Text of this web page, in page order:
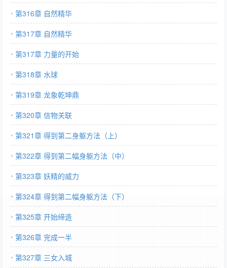
第316章 自然精华
第317章 自然精华
第317章 力量的开始
第318章 水球
第319章 龙象乾坤鼎
第320章 信物关联
第321章 得到第二身躯方法（上）
第322章 得到第二幅身躯方法（中）
第323章 妖精的威力
第324章 得到第二幅身躯方法（下）
第325章 开始缔造
第326章 完成一半
第327章 三女入城